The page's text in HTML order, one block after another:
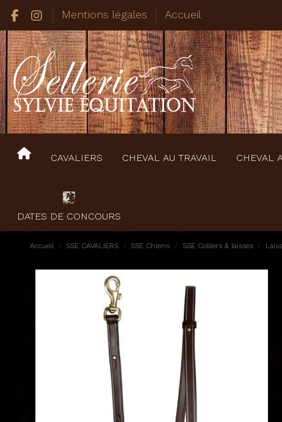
Mentions légales Accueil
CAVALIERS CHEVAL AU TRAVAIL CHEVAL
DATES DE CONCOURS
Accueil SSE CAVALIERS SSE Chiens SSE Colliers & laisses